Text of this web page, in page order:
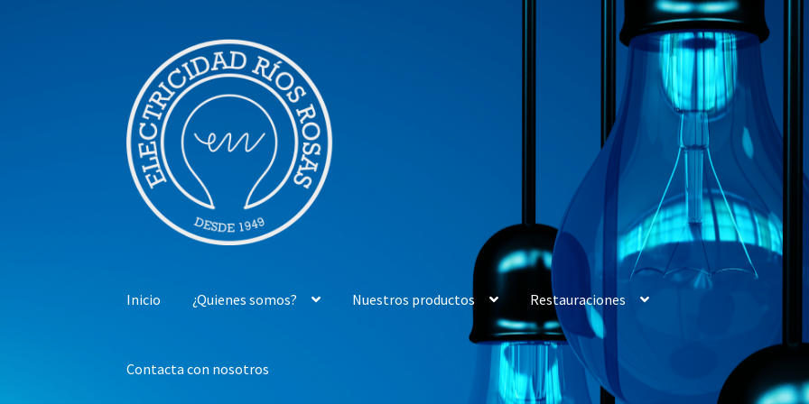
la
navegación
contenido
Inicio ¿Quienes somos? Nuestros productos Restauraciones
Contacta con nosotros